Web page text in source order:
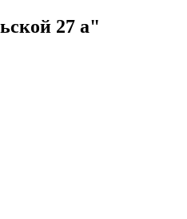
27 а"